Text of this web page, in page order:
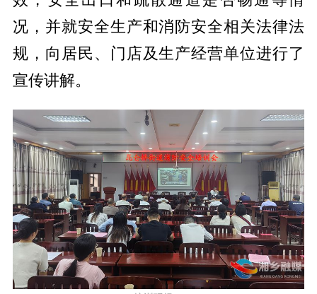
况，并就安全生产和消防安全相关法律法
规，向居民、门店及生产经营单位进行了
宣传讲解。